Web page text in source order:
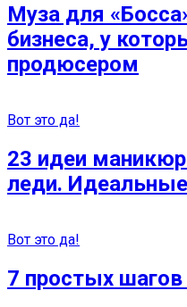
Муза для
бизнеса, у
продюсером
Вот это да!
23 идеи
леди.
Вот это да!
7 простых